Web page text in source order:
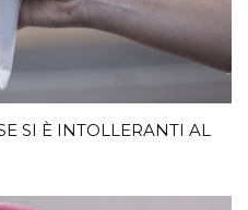
SI È INTOLLERANTI AL